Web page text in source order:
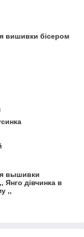
вишивки бісером
вышивки
Янго дівчинка в
,,